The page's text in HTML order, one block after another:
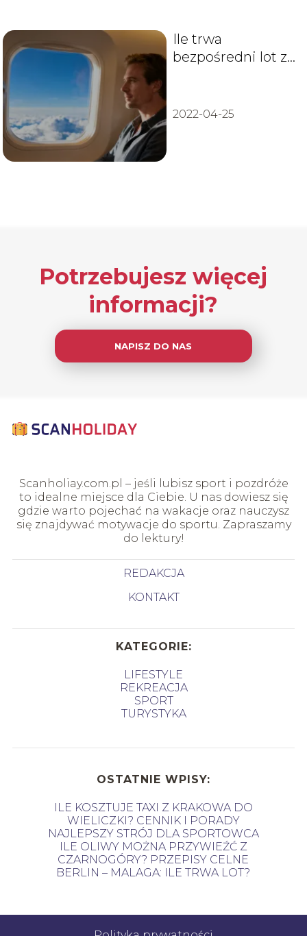
Ile trwa
bezpośredni lot z
2022-04-25
Potrzebujesz więcej
informacji?
NAPISZ DO NAS
Scanholiay.com.pl – jeśli lubisz sport i pozdróże
to idealne miejsce dla Ciebie. U nas dowiesz się
gdzie warto pojechać na wakacje oraz nauczysz
się znajdywać motywacje do sportu. Zapraszamy
do lektury!
REDAKCJA
KONTAKT
KATEGORIE:
LIFESTYLE
REKREACJA
SPORT
TURYSTYKA
OSTATNIE WPISY:
ILE KOSZTUJE TAXI Z KRAKOWA DO
WIELICZKI? CENNIK I PORADY
NAJLEPSZY STRÓJ DLA SPORTOWCA
ILE OLIWY MOŻNA PRZYWIEŹĆ Z
CZARNOGÓRY? PRZEPISY CELNE
BERLIN – MALAGA: ILE TRWA LOT?